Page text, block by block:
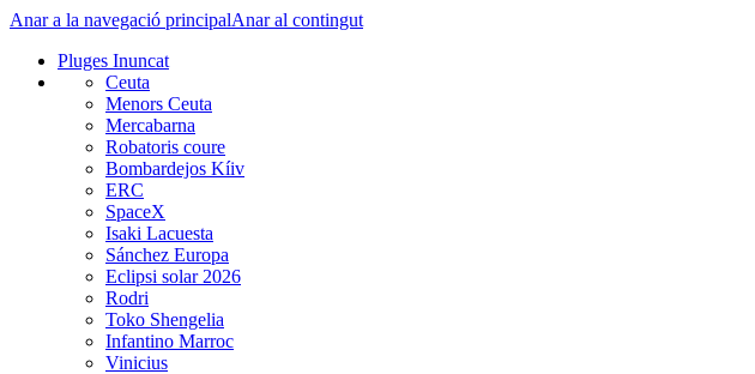
Anar a la navegació principalAnar al contingut
Pluges Inuncat
Ceuta
Menors Ceuta
Mercabarna
Robatoris coure
Bombardejos Kíiv
ERC
SpaceX
Isaki Lacuesta
Sánchez Europa
Eclipsi solar 2026
Rodri
Toko Shengelia
Infantino Marroc
Vinicius